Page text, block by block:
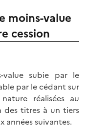
moins-value
cession
subie par le
par le cédant sur
réalisées au
des titres à un tiers
années suivantes.